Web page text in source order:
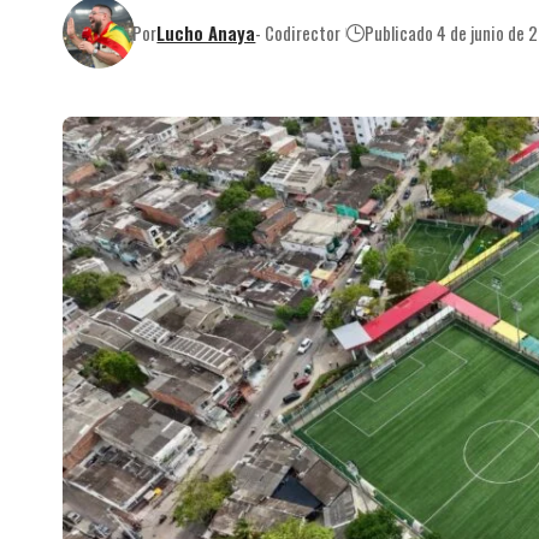
PorLucho Anaya- Codirector Publicado 4 de junio de